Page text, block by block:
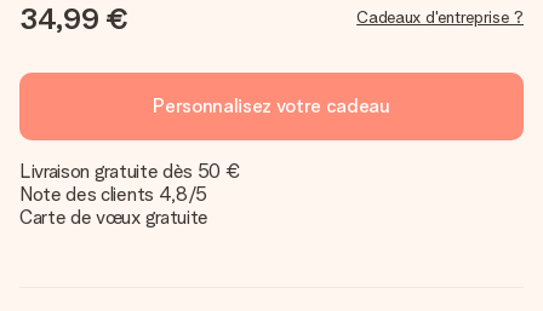
34,99 € Cadeaux d'entreprise ?
Personnalisez votre cadeau
Livraison gratuite dès 50 €
Note des clients 4,8/5
Carte de vœux gratuite